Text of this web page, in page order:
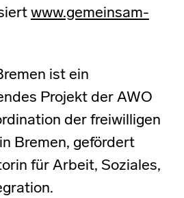
www.gemeinsam-
ist ein
Projekt der AWO
der freiwilligen
Bremen, gefördert
für Arbeit, Soziales,